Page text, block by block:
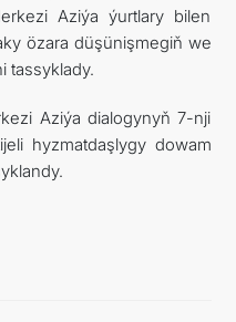
Aziýa ýurtlary bilen
özara düşünişmegiň we
tassyklady.
Aziýa dialogynyň 7-nji
hyzmatdaşlygy dowam